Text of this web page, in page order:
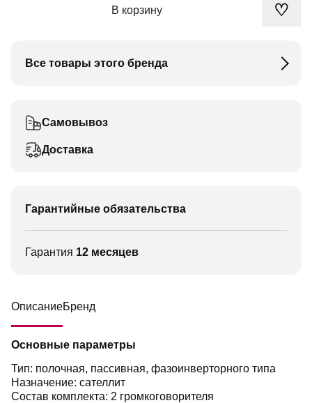
В корзину ♡
Все товары этого бренда
Самовывоз
Доставка
Гарантийные обязательства
Гарантия 12 месяцев
ОписаниеБренд
Основные параметры
Тип: полочная, пассивная, фазоинверторного типа
Назначение: сателлит
Состав комплекта: 2 громкоговорителя